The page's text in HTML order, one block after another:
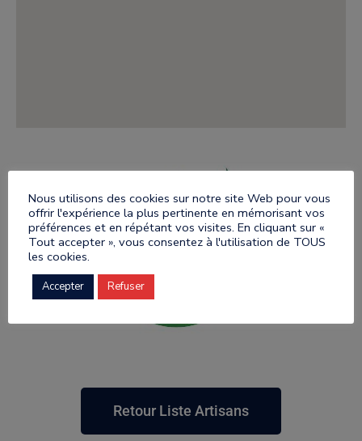
Retour Liste Artisans
Nous utilisons des cookies sur notre site Web pour vous
offrir l'expérience la plus pertinente en mémorisant vos
préférences et en répétant vos visites. En cliquant sur «
Tout accepter », vous consentez à l'utilisation de TOUS
les cookies.
Accepter Refuser